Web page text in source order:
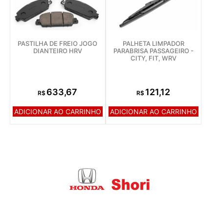
PASTILHA DE FREIO JOGO
DIANTEIRO HRV
R$ 633,67
ADICIONAR AO CARRINHO
PALHETA LIMPADOR
PARABRISA PASSAGEIRO -
CITY, FIT, WRV
R$ 121,12
ADICIONAR AO CARRINHO